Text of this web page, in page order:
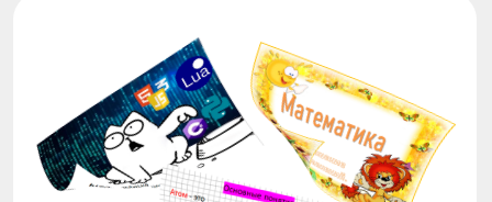
Оставить заявку